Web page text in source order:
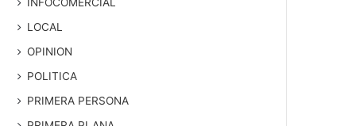
LOCAL
OPINION
POLITICA
PRIMERA PERSONA